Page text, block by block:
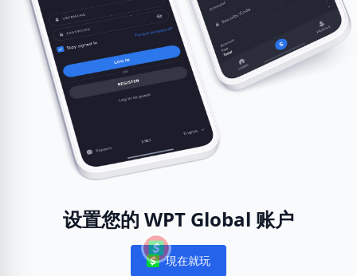
设置您的 WPT Global 账户
Notifications
現在就玩